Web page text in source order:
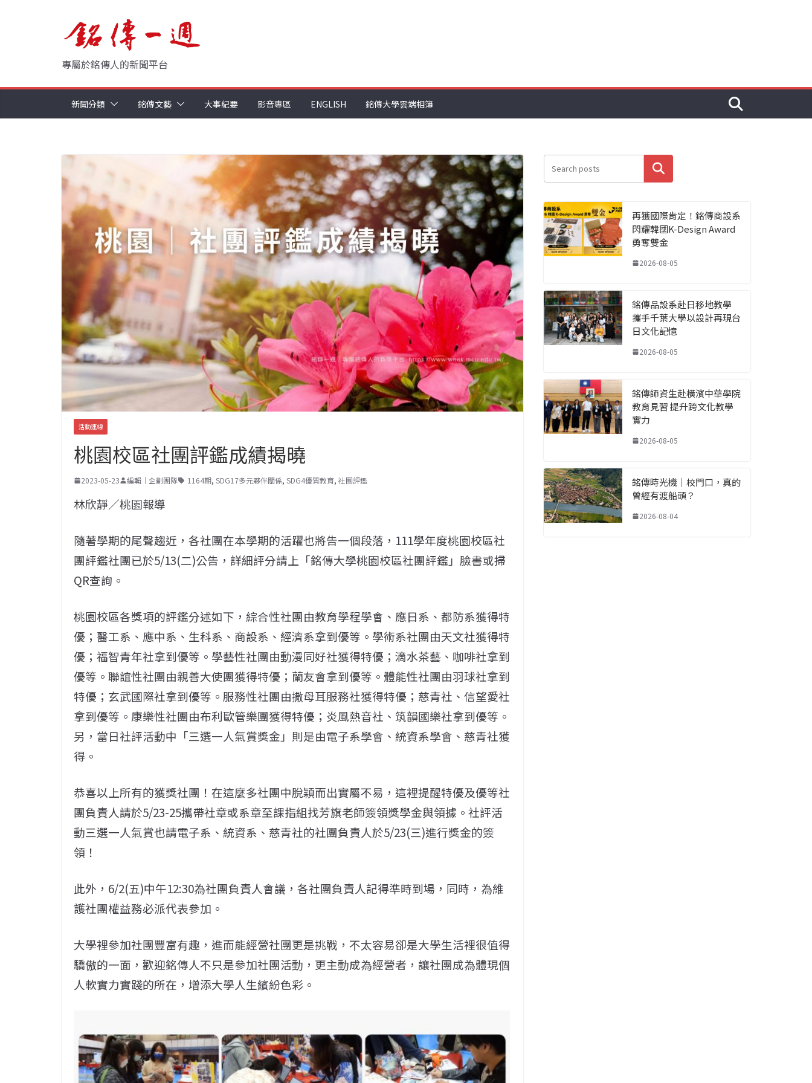
專屬於銘傳人的新聞平台
新聞分類 銘傳文藝 大事紀要 影音專區 ENGLISH 銘傳大學雲端相簿
活動連線
桃園校區社團評鑑成績揭曉
2023-05-23 編輯｜企劃團隊 1164期, SDG17多元夥伴關係, SDG4優質教育, 社團評鑑
林欣靜／桃園報導
隨著學期的尾聲趨近，各社團在本學期的活躍也將告一個段落，111學年度桃園校區社
團評鑑社團已於5/13(二)公告，詳細評分請上「銘傳大學桃園校區社團評鑑」臉書或掃
QR查詢。
桃園校區各獎項的評鑑分述如下，綜合性社團由教育學程學會、應日系、都防系獲得特
優；醫工系、應中系、生科系、商設系、經濟系拿到優等。學術系社團由天文社獲得特
優；福智青年社拿到優等。學藝性社團由動漫同好社獲得特優；滴水茶藝、咖啡社拿到
優等。聯誼性社團由親善大使團獲得特優；蘭友會拿到優等。體能性社團由羽球社拿到
特優；玄武國際社拿到優等。服務性社團由撒母耳服務社獲得特優；慈青社、信望愛社
拿到優等。康樂性社團由布利歐管樂團獲得特優；炎風熱音社、筑韻國樂社拿到優等。
另，當日社評活動中「三選一人氣賞獎金」則是由電子系學會、統資系學會、慈青社獲
得。
恭喜以上所有的獲獎社團！在這麼多社團中脫穎而出實屬不易，這裡提醒特優及優等社
團負責人請於5/23-25攜帶社章或系章至課指組找芳旗老師簽領獎學金與領據。社評活
動三選一人氣賞也請電子系、統資系、慈青社的社團負責人於5/23(三)進行獎金的簽
領！
此外，6/2(五)中午12:30為社團負責人會議，各社團負責人記得準時到場，同時，為維
護社團權益務必派代表參加。
大學裡參加社團豐富有趣，進而能經營社團更是挑戰，不太容易卻是大學生活裡很值得
驕傲的一面，歡迎銘傳人不只是參加社團活動，更主動成為經營者，讓社團成為體現個
人軟實力實踐的所在，增添大學人生繽紛色彩。
搜尋
再獲國際肯定！銘傳商設系
閃耀韓國K-Design Award
勇奪雙金
2026-08-05
銘傳品設系赴日移地教學
攜手千葉大學以設計再現台
日文化記憶
2026-08-05
銘傳師資生赴橫濱中華學院
教育見習 提升跨文化教學
實力
2026-08-05
銘傳時光機｜校門口，真的
曾經有渡船頭？
2026-08-04